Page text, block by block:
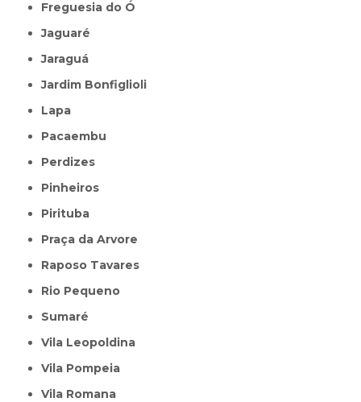
Freguesia do Ó
Jaguaré
Jaraguá
Jardim Bonfiglioli
Lapa
Pacaembu
Perdizes
Pinheiros
Pirituba
Praça da Arvore
Raposo Tavares
Rio Pequeno
Sumaré
Vila Leopoldina
Vila Pompeia
Vila Romana